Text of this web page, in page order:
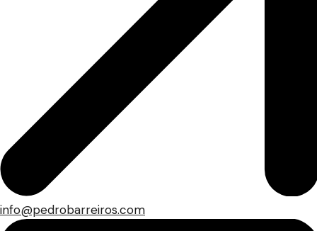
info@pedrobarreiros.com